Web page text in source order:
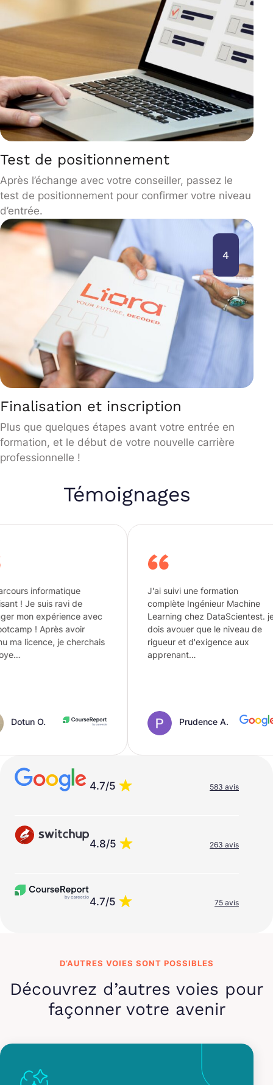
Test de positionnement
Après l’échange avec votre conseiller, passez le
test de positionnement pour confirmer votre niveau
d’entrée.
4
Finalisation et inscription
Plus que quelques étapes avant votre entrée en
formation, et le début de votre nouvelle carrière
professionnelle !
Témoignages
de
avec
avoir
cherchais
J'ai suivi une formation
complète Ingénieur Machine
Learning chez DataScientest. je
dois avouer que le niveau de
rigueur et d'exigence aux
Prudence A.
je
4.7/5 583 avis
4.8/5 263 avis
4.7/5 75 avis
D’AUTRES VOIES SONT POSSIBLES
Découvrez d’autres voies pour
façonner votre avenir